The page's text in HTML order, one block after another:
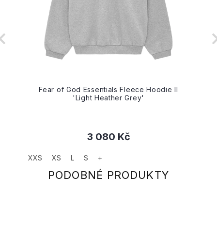
Fear of God Essentials Fleece Hoodie II
'Light Heather Grey'
3 080 Kč
XXS XS L S +